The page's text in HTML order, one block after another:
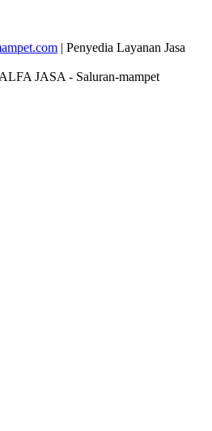
| Penyedia Layanan Jasa
JASA - Saluran-mampet